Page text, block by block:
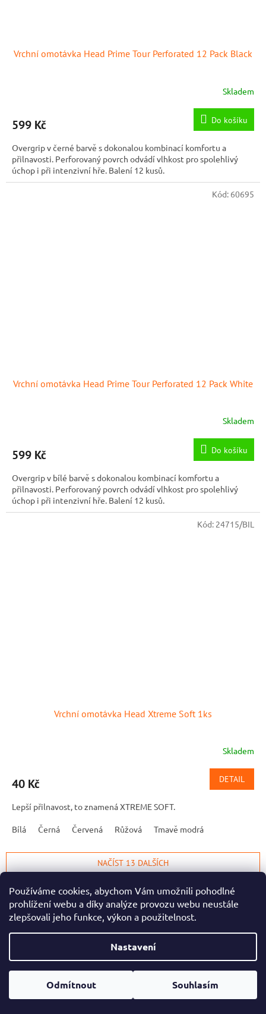
Používáme cookies, abychom Vám umožnili pohodlné
prohlížení webu a díky analýze provozu webu neustále
zlepšovali jeho funkce, výkon a použitelnost.
Nastavení
Odmítnout Souhlasím
Vrchní omotávka Head Prime Tour Perforated 12 Pack Black
Skladem
599 Kč Do košíku
Overgrip v černé barvě s dokonalou kombinací komfortu a
přilnavosti. Perforovaný povrch odvádí vlhkost pro spolehlivý
úchop i při intenzivní hře. Balení 12 kusů.
Vrchní omotávka Head Prime Tour Perforated 12 Pack White
Skladem
599 Kč Do košíku
Overgrip v bílé barvě s dokonalou kombinací komfortu a
přilnavosti. Perforovaný povrch odvádí vlhkost pro spolehlivý
úchop i při intenzivní hře. Balení 12 kusů.
Kód: 60695
Vrchní omotávka Head Xtreme Soft 1ks
Skladem
40 Kč DETAIL
Lepší přilnavost, to znamená XTREME SOFT.
Bílá Černá Červená Růžová Tmavě modrá
Kód: 24715/BIL
O
v
l
a
c
í
r
NAČÍST 13 DALŠÍCH
t
á
n
v
á
n
37položek celkem
NAHORU
Informace pro vás